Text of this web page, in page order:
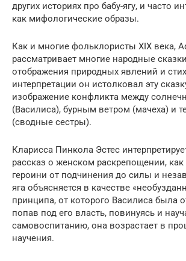
других историях про бабу-ягу, и часто
как мифологические образы.
Как и многие фольклористы XIX века,
рассматривает многие народные
отображения природных явлений и
интерпретации он истолковал эту
изображение конфликта между
(Василиса), бурным ветром (мачеха) и
(сводные сестры).
Кларисса Пинкола Эстес
рассказ о женском раскрепощении, как
героини от подчинения до силы и
яга объясняется в качестве
принципа, от которого Василиса была
попав под его власть, повинуясь и
самовоспитанию, она возрастает в
научения.